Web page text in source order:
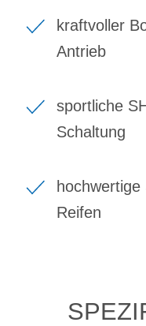
kraftvoller
Antrieb
sportliche
Schaltung
Reifen